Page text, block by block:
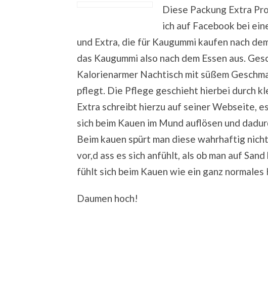
Diese Packung Extra
ich auf Facebook bei
und Extra, die für Kaugummi kaufen nach
das Kaugummi also nach dem Essen aus.
Kalorienarmer Nachtisch mit süßem
pflegt. Die Pflege geschieht hierbei durch
Extra schreibt hierzu auf seiner Webseite,
sich beim Kauen im Mund auflösen und
Beim kauen spürt man diese wahrhaftig
vor,d ass es sich anfühlt, als ob man auf
fühlt sich beim Kauen wie ein ganz normales
Daumen hoch!